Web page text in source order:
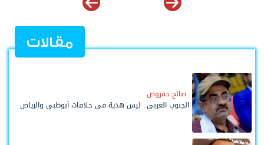
مقالات
صالح حقروص
الجنوب العربي.. ليس هدية في خلافات أبوظبي والرياض